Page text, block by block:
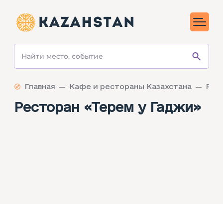
Ресторан «‎Терем у Гаджи»
Главная Кафе и рестораны Казахстана